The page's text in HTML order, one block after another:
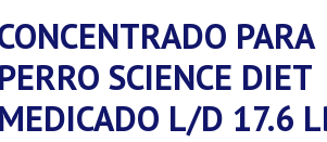
PARA
PERRO SCIENCE DIET
MEDICADO L/D 17.6